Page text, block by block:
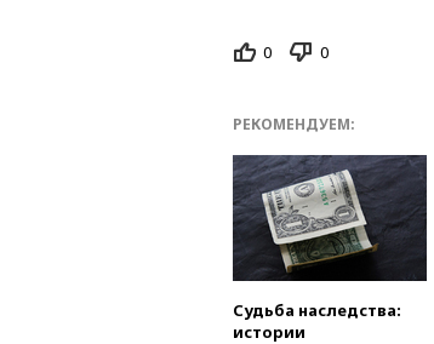
0 0
РЕКОМЕНДУЕМ:
Судьба наследства:
истории